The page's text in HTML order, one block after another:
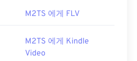
M2TS 에게 FLV
M2TS 에게 Kindle
Video